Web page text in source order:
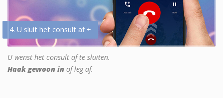
4. U sluit het consult af +
U wenst het consult af te sluiten.
Haak gewoon in of leg af.